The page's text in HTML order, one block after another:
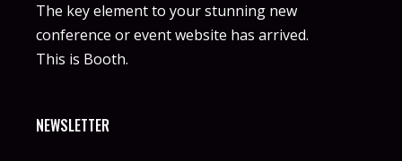
The key element to your stunning new
conference or event website has arrived.
This is Booth.
NEWSLETTER